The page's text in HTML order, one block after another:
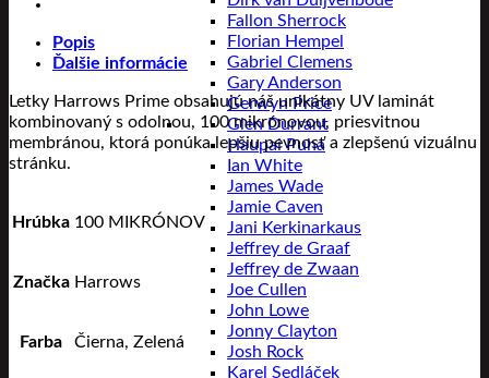
Fallon Sherrock
Florian Hempel
Gabriel Clemens
Gary Anderson
Gerwyn Price
Glen Durrant
Haupai Puha
Ian White
James Wade
Jamie Caven
Jani Kerkinarkaus
Jeffrey de Graaf
Jeffrey de Zwaan
Joe Cullen
John Lowe
Jonny Clayton
Josh Rock
Karel Sedláček
Popis
Ďalšie informácie
Letky Harrows Prime obsahujú náš unikátny UV laminát
kombinovaný s odolnou, 100 mikrónovou, priesvitnou
membránou, ktorá ponúka lepšiu pevnosť a zlepšenú vizuálnu
stránku.
Hrúbka 100 MIKRÓNOV
Značka Harrows
Farba Čierna, Zelená